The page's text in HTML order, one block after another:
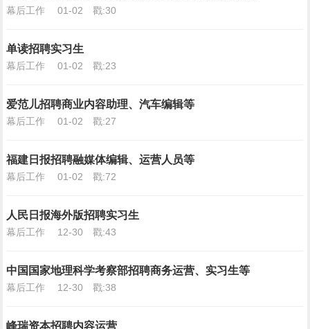
幕后工作 01-02 戳:30
单读招聘实习生
幕后工作 01-02 戳:23
爱范儿招聘商业内容助理、汽车编辑等
幕后工作 01-02 戳:27
福建日报招聘融媒体编辑、运营人员等
幕后工作 01-02 戳:72
人民日报海外版招聘实习生
幕后工作 12-30 戳:43
中国国家地理科学考察部招聘商务运营、实习生等
幕后工作 12-30 戳:38
峰瑞资本招聘内容运营